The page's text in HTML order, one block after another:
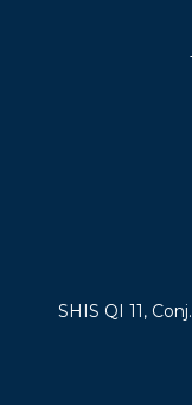
SHIS QI 11,